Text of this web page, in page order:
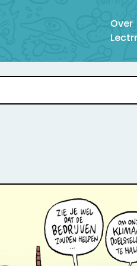
Over
Lectrr